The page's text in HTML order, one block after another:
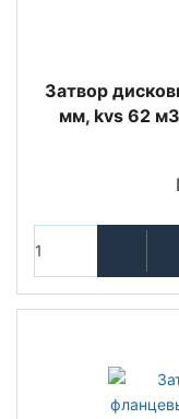
Затвор
мм, kvs 62